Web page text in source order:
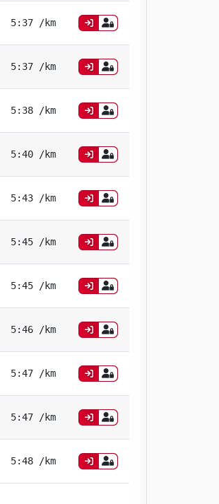
5:37 /km
5:37 /km
5:38 /km
5:40 /km
5:43 /km
5:45 /km
5:45 /km
5:46 /km
5:47 /km
5:47 /km
5:48 /km